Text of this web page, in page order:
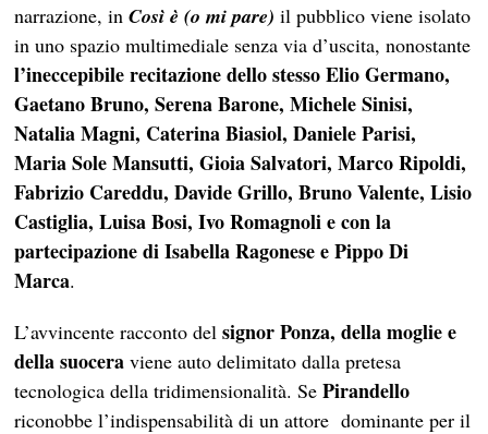
narrazione, inCosì è (o mi pare) il pubblico viene isolato
in uno spazio multimediale senza via d’uscita, nonostante
l’ineccepibile recitazione dello stesso Elio Germano,
Gaetano Bruno, Serena Barone, Michele Sinisi,
Natalia Magni, Caterina Biasiol, Daniele Parisi,
Maria Sole Mansutti, Gioia Salvatori, Marco Ripoldi,
Fabrizio Careddu, Davide Grillo, Bruno Valente, Lisio
Castiglia, Luisa Bosi, Ivo Romagnoli e con la
partecipazione di Isabella Ragonese e Pippo Di
Marca.
L’avvincente racconto delsignor Ponza, della moglie e
della suocera viene auto delimitato dalla pretesa
tecnologica della tridimensionalità. SePirandello
riconobbe l’indispensabilità di un attore dominante per il